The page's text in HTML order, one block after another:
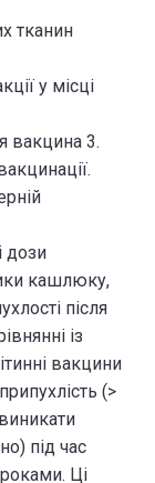
тканин
у місці
вакцина 3.
дози
кашлюку,
після
із
вакцини
(>
під час
роками. Ці